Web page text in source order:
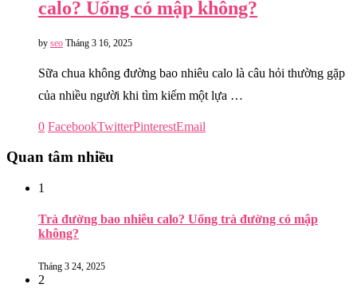
calo? Uống có mập không?
by seo Tháng 3 16, 2025
Sữa chua không đường bao nhiêu calo là câu hỏi thường gặp
của nhiều người khi tìm kiếm một lựa …
0 FacebookTwitterPinterestEmail
Quan tâm nhiều
1
Trà đường bao nhiêu calo? Uống trà đường có mập
không?
Tháng 3 24, 2025
2